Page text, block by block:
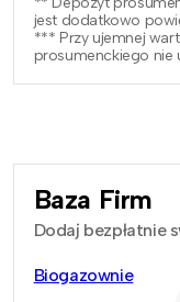
jest dodatkowo
*** Przy ujemnej
prosumenckiego nie
Baza Firm
Dodaj bezpłatnie
Biogazownie